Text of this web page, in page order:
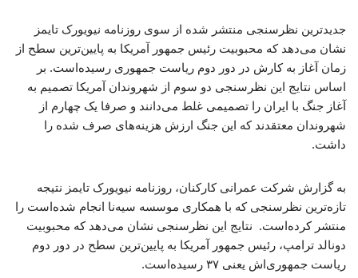
جدیدترین نظرسنجی منتشر شده از سوی روزنامه نیویورک تایمز
نشان می‌دهد که محبوبیت رئیس جمهور آمریکا به پایین‌ترین سطح از
زمان آغاز به کارش در دور دوم ریاست جمهوری رسیده‌است. بر
اساس نتایج این نظرسنجی دو سوم از شهروندان آمریکا تصمیم به
آغاز جنگ با ایران را تصمیمی غلط می‌دانند و صرفا یک چهارم از
شهروندان معتقدند که این جنگ ارزش هزینه‌های صرف شده را
داشت.
به گزارش شرکت عمرانی کارکنان، روزنامه نیویورک تایمز نتیجه
تازه‌ترین نظرسنجی که با همکاری موسسه سیه‌نا انجام شده‌است را
منتشر کرده‌است. نتایج این نظرسنجی نشان می‌دهد که محبوبیت
دونالد ترامپ، رئیس جمهور آمریکا به پایین‌ترین سطح در دور دوم
ریاست جمهوری‌اش یعنی ۳۷ رسیده‌است.